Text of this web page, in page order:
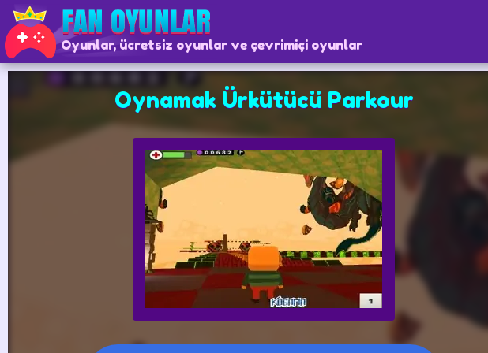
Oyunlar, ücretsiz oyunlar ve çevrimiçi oyunlar
Oynamak Ürkütücü Parkour